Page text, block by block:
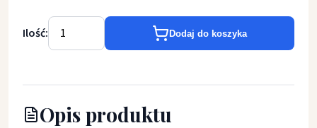
Ilość: Dodaj do koszyka
Opis produktu